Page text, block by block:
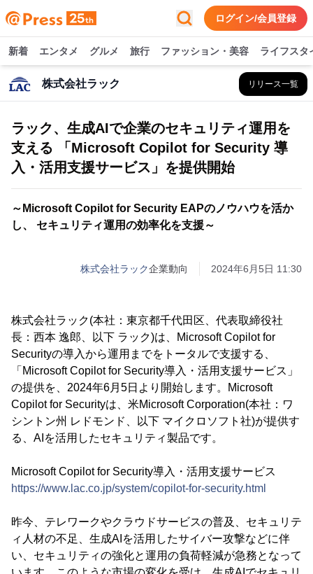
ログイン/会員登録
新着 エンタメ グルメ 旅行 ファッション・美容 ライフスタ
株式会社ラック リリース一覧
ラック、生成AIで企業のセキュリティ運用を
支える 「Microsoft Copilot for Security 導
入・活用支援サービス」を提供開始
～Microsoft Copilot for Security EAPのノウハウを活か
し、 セキュリティ運用の効率化を支援～
株式会社ラック企業動向 2024年6月5日 11:30
株式会社ラック(本社：東京都千代田区、代表取締役社
長：西本 逸郎、以下 ラック)は、Microsoft Copilot for
Securityの導入から運用までをトータルで支援する、
「Microsoft Copilot for Security導入・活用支援サービス」
の提供を、2024年6月5日より開始します。Microsoft
Copilot for Securityは、米Microsoft Corporation(本社：ワ
シントン州 レドモンド、以下 マイクロソフト社)が提供す
る、AIを活用したセキュリティ製品です。
Microsoft Copilot for Security導入・活用支援サービス
https://www.lac.co.jp/system/copilot-for-security.html
昨今、テレワークやクラウドサービスの普及、セキュリテ
ィ人材の不足、生成AIを活用したサイバー攻撃などに伴
い、セキュリティの強化と運用の負荷軽減が急務となって